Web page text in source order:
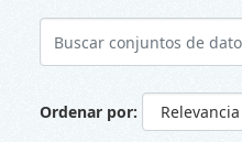
Ordenar por